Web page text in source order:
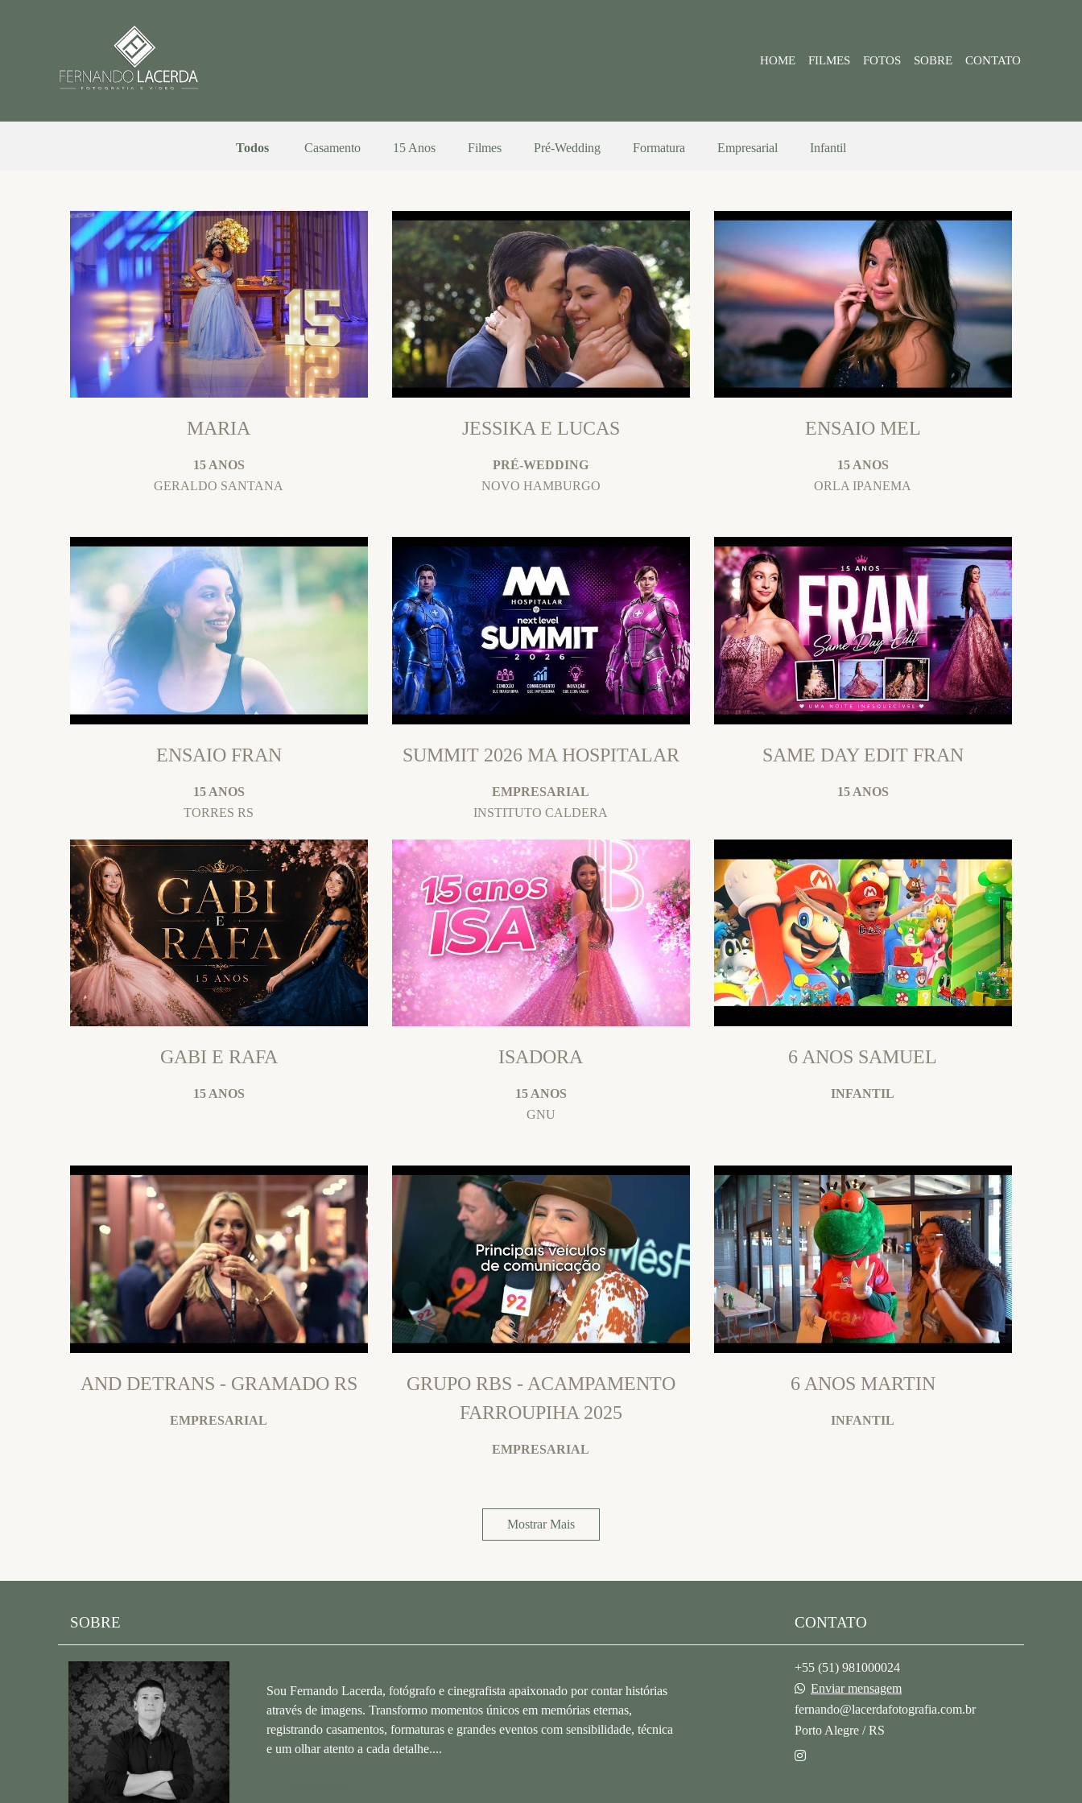
HOME FILMES FOTOS SOBRE CONTATO
Todos Casamento 15 Anos Filmes Pré-Wedding Formatura Empresarial Infantil
MARIA
15 ANOS
GERALDO SANTANA
JESSIKA E LUCAS
PRÉ-WEDDING
NOVO HAMBURGO
ENSAIO MEL
15 ANOS
ORLA IPANEMA
ENSAIO FRAN
15 ANOS
TORRES RS
SUMMIT 2026 MA HOSPITALAR
EMPRESARIAL
INSTITUTO CALDERA
SAME DAY EDIT FRAN
15 ANOS
GABI E RAFA
15 ANOS
ISADORA
15 ANOS
GNU
6 ANOS SAMUEL
INFANTIL
AND DETRANS - GRAMADO RS
EMPRESARIAL
GRUPO RBS - ACAMPAMENTO
FARROUPIHA 2025
EMPRESARIAL
6 ANOS MARTIN
INFANTIL
Mostrar Mais
SOBRE
Sou Fernando Lacerda, fotógrafo e cinegrafista apaixonado por contar histórias
através de imagens. Transformo momentos únicos em memórias eternas,
registrando casamentos, formaturas e grandes eventos com sensibilidade, técnica
e um olhar atento a cada detalhe....
CONTATO
+55 (51) 981000024
Enviar mensagem
fernando@lacerdafotografia.com.br
Porto Alegre / RS